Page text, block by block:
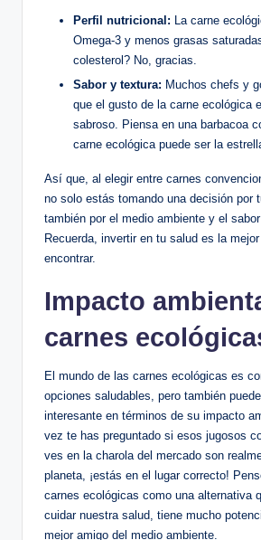
Perfil nutricional: La carne
Omega-3 y menos grasas
colesterol? No, gracias.
Sabor y textura: Muchos chefs y
que el gusto de la carne ecológica
sabroso. Piensa en una barbacoa
carne ecológica puede ser la
Así que, al elegir entre carnes
no solo estás tomando una decisión por
también por el medio ambiente y el
Recuerda, invertir en tu salud es la
encontrar.
Impacto
carnes
El mundo de las carnes ecológicas es
opciones saludables, pero también
interesante en términos de su impacto
vez te has preguntado si esos jugosos
ves en la charola del mercado son
planeta, ¡estás en el lugar correcto!
carnes ecológicas como una alternativa
cuidar nuestra salud, tiene mucho
mejor amigo del medio ambiente.